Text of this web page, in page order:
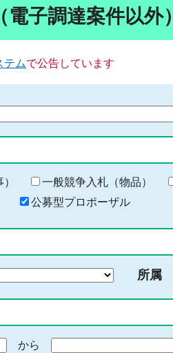
子調達案件以外）
テムで公告しています
一般競争入札（物品）
公募型プロポーザル
所属
から